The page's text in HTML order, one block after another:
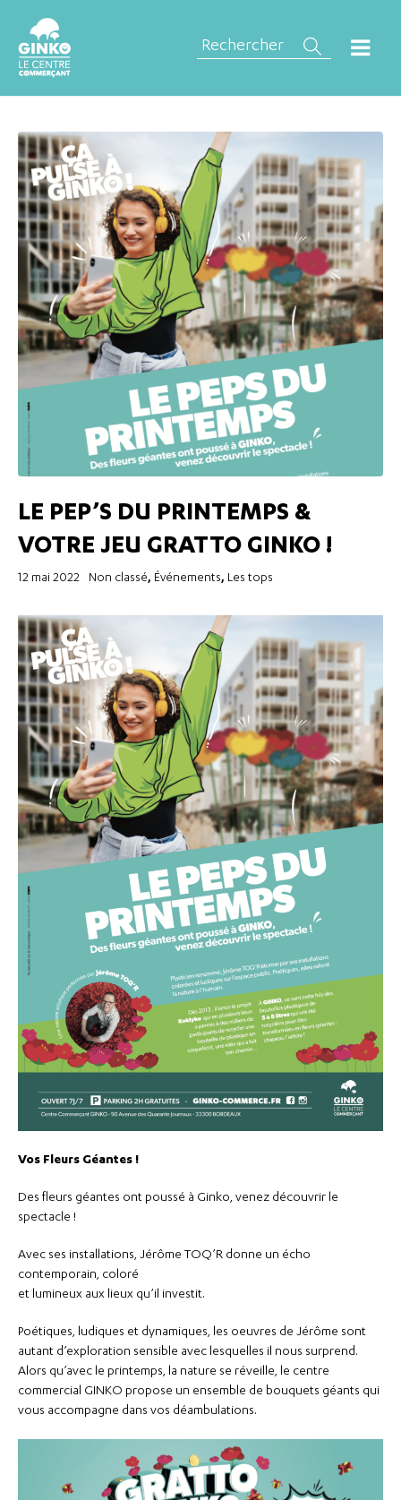
LE PEP’S DU PRINTEMPS &
VOTRE JEU GRATTO GINKO !
12 mai 2022 Non classé, Événements, Les tops
Vos Fleurs Géantes !
Des fleurs géantes ont poussé à Ginko, venez découvrir le
spectacle !
Avec ses installations, Jérôme TOQ’R donne un écho
contemporain, coloré
et lumineux aux lieux qu’il investit.
Poétiques, ludiques et dynamiques, les oeuvres de Jérôme sont
autant d’exploration sensible avec lesquelles il nous surprend.
Alors qu’avec le printemps, la nature se réveille, le centre
commercial GINKO propose un ensemble de bouquets géants qui
vous accompagne dans vos déambulations.